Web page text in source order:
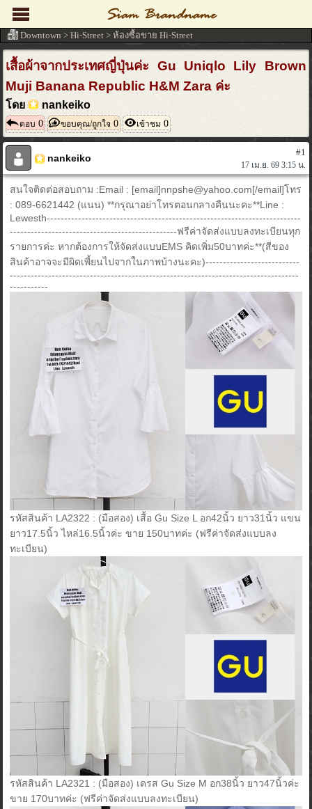
เสื้อผ้าจากประเทศญี่ปุ่นค่ะ Gu Uniqlo Lily Brown
Muji Banana Republic H&M Zara ค่ะ
โดย nankeiko
ตอบ 0 ขอบคุณ/ถูกใจ 0 เข้าชม 0
nankeiko
#1
17 เม.ย. 69 3:15 น.
สนใจติดต่อสอบถาม :Email : [email]nnpshe@yahoo.com[/email]โทร
: 089-6621442 (แนน) **กรุณาอย่าโทรตอนกลางคืนนะคะ**Line :
Lewesth-------------------------------------------------------------------------
------------------------------------------------ฟรีค่าจัดส่งแบบลงทะเบียนทุก
รายการค่ะ หากต้องการให้จัดส่งแบบEMS คิดเพิ่ม50บาทค่ะ**(สีของ
สินค้าอาจจะมีผิดเพี้ยนไปจากในภาพบ้างนะคะ)---------------------------
-----------------------------------------------------------------------------------
-----------
รหัสสินค้า LA2322 : (มือสอง) เสื้อ Gu Size L อก42นิ้ว ยาว31นิ้ว แขน
ยาว17.5นิ้ว ไหล่16.5นิ้วค่ะ ขาย 150บาทค่ะ (ฟรีค่าจัดส่งแบบลง
ทะเบียน)
รหัสสินค้า LA2321 : (มือสอง) เดรส Gu Size M อก38นิ้ว ยาว47นิ้วค่ะ
ขาย 170บาทค่ะ (ฟรีค่าจัดส่งแบบลงทะเบียน)
Downtown > Hi-Street > ห้องซื้อขาย Hi-Street